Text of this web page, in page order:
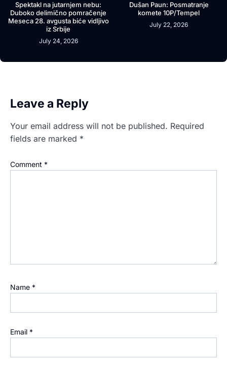
Spektakl na jutarnjem nebu:
Duboko delimično pomračenje
Meseca 28. avgusta biće vidljivo
iz Srbije
July 24, 2026
Dušan Paun: Posmatranje
komete 10P/Tempel
July 22, 2026
Leave a Reply
Your email address will not be published. Required
fields are marked *
Comment *
Name *
Email *